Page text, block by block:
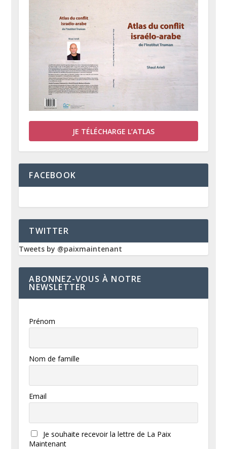
JE TÉLÉCHARGE L’ATLAS
FACEBOOK
TWITTER
Tweets by @paixmaintenant
ABONNEZ-VOUS À NOTRE
NEWSLETTER
Prénom
Nom de famille
Email
Je souhaite recevoir la lettre de La Paix
Maintenant